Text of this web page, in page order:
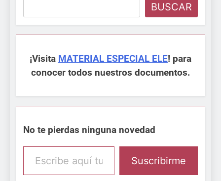
BUSCAR
¡Visita MATERIAL ESPECIAL ELE! para
conocer todos nuestros documentos.
No te pierdas ninguna novedad
Escribe aquí tu email
Suscribirme